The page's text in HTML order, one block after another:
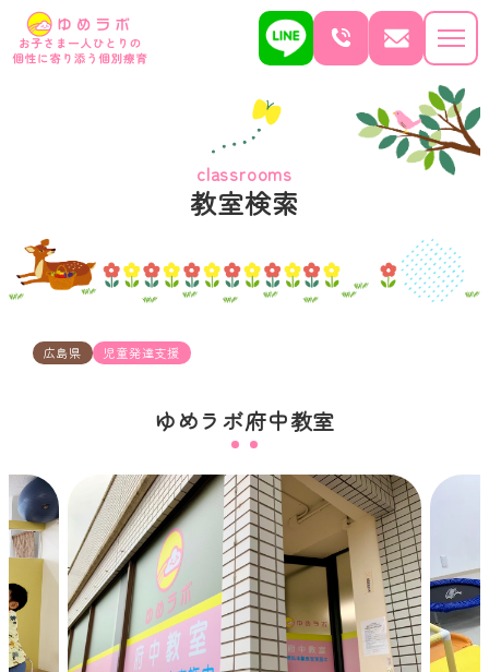
classrooms
教室検索
広島県 児童発達支援
ゆめラボ府中教室